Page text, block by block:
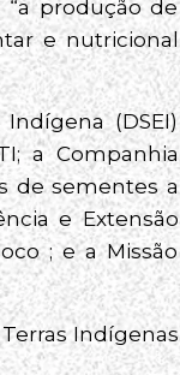
“a produção de
e nutricional
(DSEI)
a Companhia
de sementes a
e Extensão
; e a Missão
Indígenas